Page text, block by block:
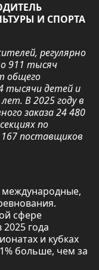
И СПОРТА
регулярно
911 тысяч
общего
тысячи детей и
В 2025 году в
заказа 24 480
по
167 поставщиков
международные,
сфере
года
и кубках
больше, чем за